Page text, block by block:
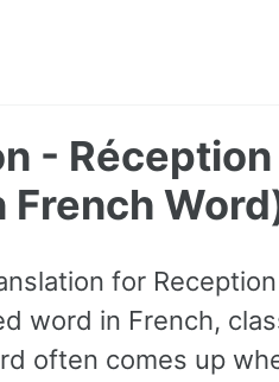
-
French
for
word in French,
often comes up